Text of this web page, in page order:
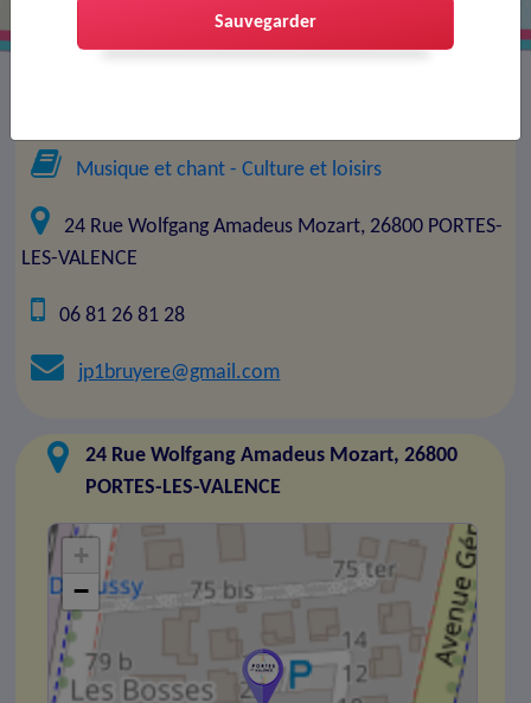
Musique et chant - Culture et loisirs
24 Rue Wolfgang Amadeus Mozart, 26800 PORTES-
LES-VALENCE
06 81 26 81 28
jp1bruyere@gmail.com
24 Rue Wolfgang Amadeus Mozart, 26800
PORTES-LES-VALENCE
+
−
Sauvegarder